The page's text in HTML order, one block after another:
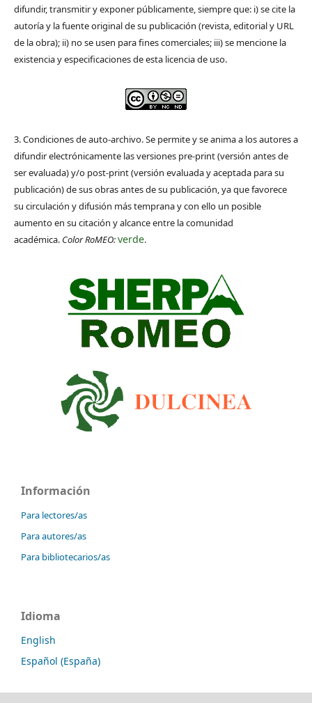
difundir, transmitir y exponer públicamente, siempre que: i) se cite la
autoría y la fuente original de su publicación (revista, editorial y URL
de la obra); ii) no se usen para fines comerciales; iii) se mencione la
existencia y especificaciones de esta licencia de uso.
3. Condiciones de auto-archivo. Se permite y se anima a los autores a
difundir electrónicamente las versiones pre-print (versión antes de
ser evaluada) y/o post-print (versión evaluada y aceptada para su
publicación) de sus obras antes de su publicación, ya que favorece
su circulación y difusión más temprana y con ello un posible
aumento en su citación y alcance entre la comunidad
académica. Color RoMEO:verde.
Información
Para lectores/as
Para autores/as
Para bibliotecarios/as
Idioma
English
Español (España)